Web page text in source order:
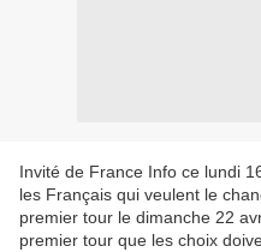
Invité de France Info ce lundi
les Français qui veulent le
premier tour le dimanche 22
premier tour que les choix